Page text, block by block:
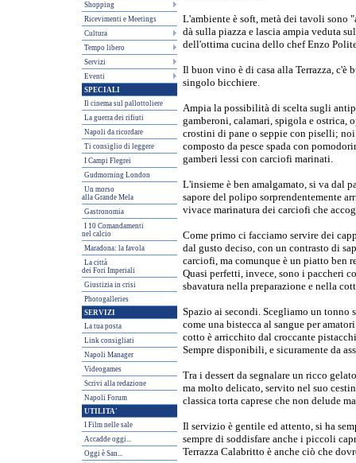
Shopping
Ricevimenti e Meetings
Cultura
Tempo libero
Servizi
Eventi
SPECIALI
Il cinema sul pallottoliere
La guerra dei rifiuti
Napoli da ricordare
Ti consiglio di leggere
I Campi Flegrei
Gudmorning London
Un morso
alla Grande Mela
Gastronomia
I 10 Comandamenti
nel calcio
Maradona: la favola
La città
dei Fori Imperiali
Giustizia in crisi
Photogalleries
SERVIZI
La tua posta
Link consigliati
Napoli Manager
Videogames
Scrivi alla redazione
Napoli Forum
UTILITA'
I Film nelle sale
Accadde oggi...
Oggi è San...
L'ambiente è soft, metà dei tavoli sono
dà sulla piazza e lascia ampia veduta
dell'ottima cucina dello chef Enzo
Il buon vino è di casa alla Terrazza, c'è
singolo bicchiere.
Ampia la possibilità di scelta sugli
gamberoni, calamari, spigola e ostrica,
crostini di pane o seppie con piselli;
composto da pesce spada con
gamberi lessi con carciofi marinati.
L'insieme è ben amalgamato, si va dal
sapore del polipo sorprendentemente
vivace marinatura dei carciofi che
Come primo ci facciamo servire dei
dal gusto deciso, con un contrasto di
carciofi, ma comunque è un piatto ben
Quasi perfetti, invece, sono i paccheri
sbavatura nella preparazione e nella
Spazio ai secondi. Scegliamo un tonno
come una bistecca al sangue per
cotto è arricchito dal croccante
Sempre disponibili, e sicuramente da
Tra i dessert da segnalare un ricco
ma molto delicato, servito nel suo
classica torta caprese che non delude
Il servizio è gentile ed attento, si ha
sempre di soddisfare anche i piccoli
Terrazza Calabritto è anche ciò che